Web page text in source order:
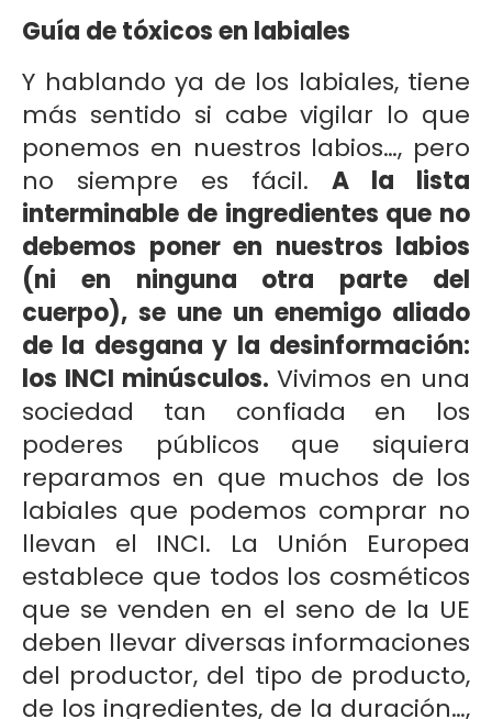
Guía de tóxicos en labiales
Y hablando ya de los labiales, tiene
más sentido si cabe vigilar lo que
ponemos en nuestros labios…, pero
no siempre es fácil. A la lista
interminable de ingredientes que no
debemos poner en nuestros labios
(ni en ninguna otra parte del
cuerpo), se une un enemigo aliado
de la desgana y la desinformación:
los INCI minúsculos. Vivimos en una
sociedad tan confiada en los
poderes públicos que siquiera
reparamos en que muchos de los
labiales que podemos comprar no
llevan el INCI. La Unión Europea
establece que todos los cosméticos
que se venden en el seno de la UE
deben llevar diversas informaciones
del productor, del tipo de producto,
de los ingredientes, de la duración…,